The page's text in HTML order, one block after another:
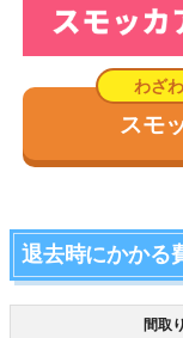
スモ
退去時にかかる
間取り